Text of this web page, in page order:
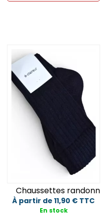
Chaussettes
À partir de 11,90 € TTC
En stock